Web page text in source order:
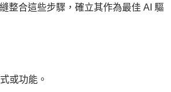
整合這些步驟，確立其作為最佳 AI 驅
或功能。